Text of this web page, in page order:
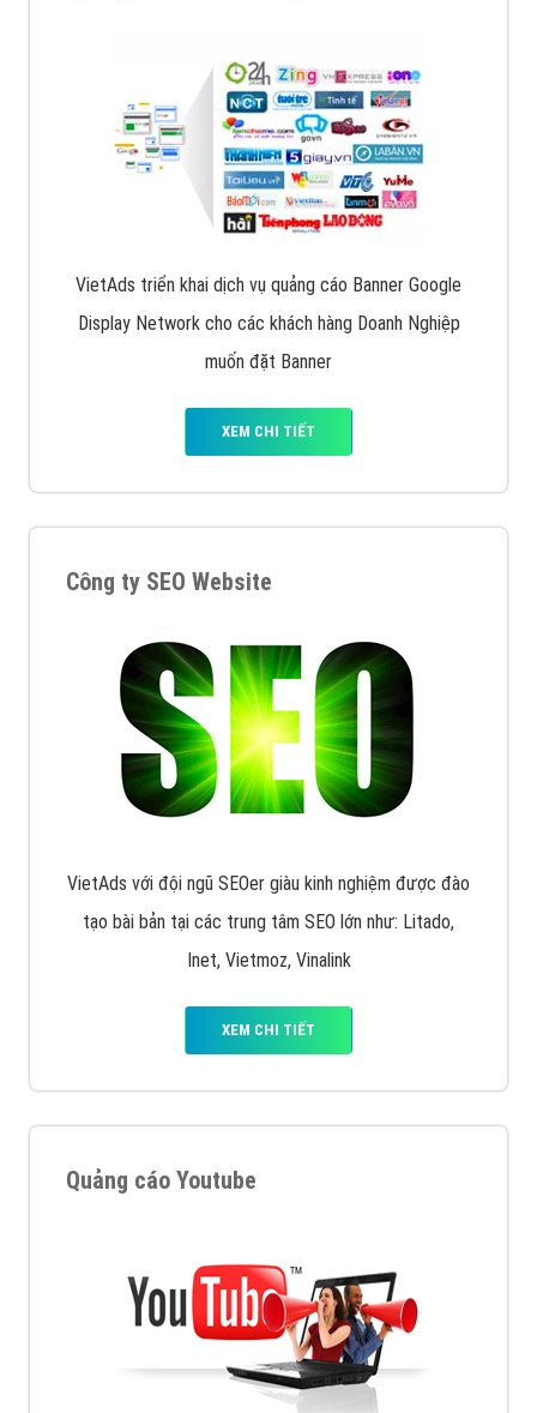
VietAds triển khai dịch vụ quảng cáo Banner Google
Display Network cho các khách hàng Doanh Nghiệp
muốn đặt Banner
XEM CHI TIẾT
Công ty SEO Website
VietAds với đội ngũ SEOer giàu kinh nghiệm được đào
tạo bài bản tại các trung tâm SEO lớn như: Litado,
Inet, Vietmoz, Vinalink
XEM CHI TIẾT
Quảng cáo Youtube